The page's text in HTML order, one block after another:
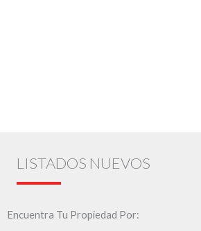
LISTADOS NUEVOS
Encuentra Tu Propiedad Por: